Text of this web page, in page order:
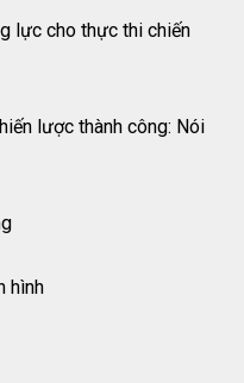
lực cho thực thi chiến
lược thành công: Nói
hình